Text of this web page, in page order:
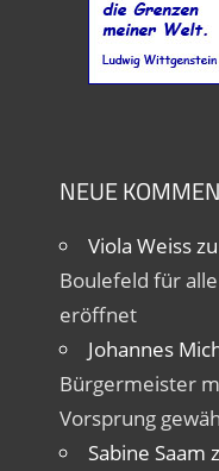
NEUE
Viola Weisszu
Boulefeld für
eröffnet
Johannes
Bürgermeister
Vorsprung
Sabine Saam